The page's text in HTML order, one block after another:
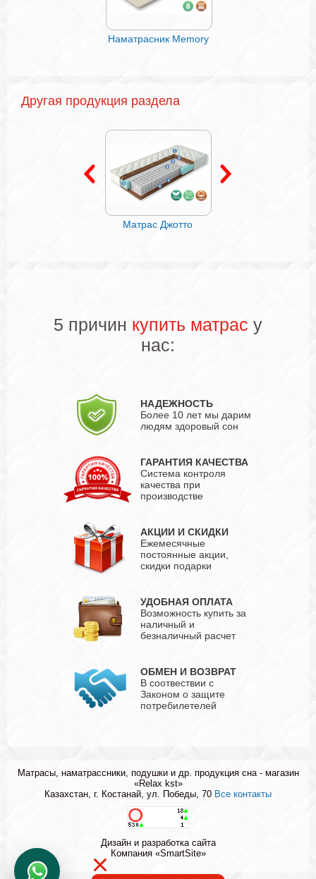
Наматрасник Memory
Другая продукция раздела
Матрас Джотто
5 причин купить матрас у
нас:
НАДЕЖНОСТЬ
Более 10 лет мы дарим
людям здоровый сон
ГАРАНТИЯ КАЧЕСТВА
Система контроля
качества при
производстве
АКЦИИ И СКИДКИ
Ежемесячные
постоянные акции,
скидки подарки
УДОБНАЯ ОПЛАТА
Возможность купить за
наличный и
безналичный расчет
ОБМЕН И ВОЗВРАТ
В соотвествии с
Законом о защите
потребилетелей
Матрасы, наматрассники, подушки и др. продукция сна - магазин
«Relax kst»
Казахстан, г. Костанай, ул. Победы, 70 Все контакты
Дизайн и разработка сайта
Компания «SmartSite»